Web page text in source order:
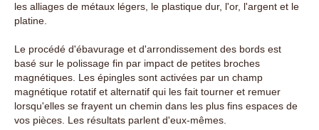
les alliages de métaux légers, le plastique dur, l'or, l'argent et le
platine.
Le procédé d'ébavurage et d'arrondissement des bords est
basé sur le polissage fin par impact de petites broches
magnétiques. Les épingles sont activées par un champ
magnétique rotatif et alternatif qui les fait tourner et remuer
lorsqu'elles se frayent un chemin dans les plus fins espaces de
vos pièces. Les résultats parlent d'eux-mêmes.